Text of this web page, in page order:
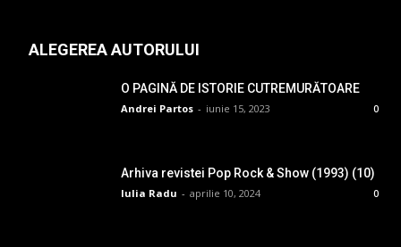
ALEGEREA AUTORULUI
O PAGINĂ DE ISTORIE CUTREMURĂTOARE
Andrei Partos - iunie 15, 2023 0
Arhiva revistei Pop Rock & Show (1993) (10)
Iulia Radu - aprilie 10, 2024 0